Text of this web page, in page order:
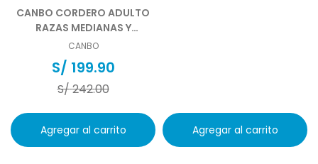
CANBO CORDERO ADULTO
RAZAS MEDIANAS Y
GRANDES 15 KG
CANBO
S/ 199.90
S/242.00
Agregar al carrito Agregar al carrito